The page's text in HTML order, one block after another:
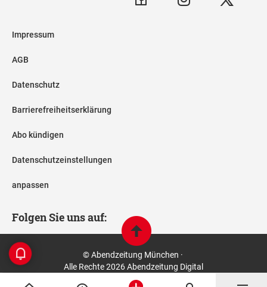
Impressum
AGB
Datenschutz
Barrierefreiheitserklärung
Abo kündigen
Datenschutzeinstellungen
anpassen
Folgen Sie uns auf:
© Abendzeitung München ·
Alle Rechte 2026 Abendzeitung Digital